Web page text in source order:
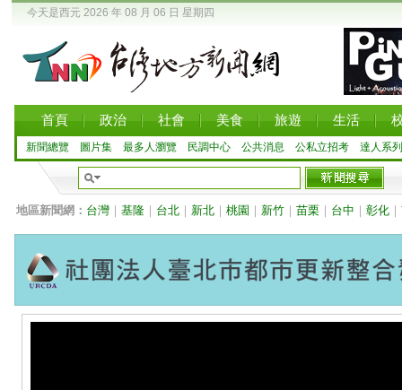
今天是西元 2026 年 08 月 06 日 星期四
首頁 政治 社會 美食 旅遊 生活
新聞總覽 圖片集 最多人瀏覽 民調中心 公共消息 公私立招考 達人系列
地區新聞網： 台灣｜ 基隆｜ 台北｜ 新北｜ 桃園 新竹｜ 苗栗｜ 台中 彰化｜